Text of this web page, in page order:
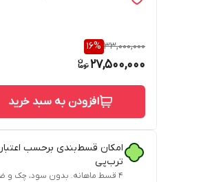
33,000,000
16%
27,500,000
افزودن به سبد خرید
امکان قسط‌بندی برحسب اعتبار
ترب‌پی
۴ قسط ماهانه. بدون سود، چک و ضامن.